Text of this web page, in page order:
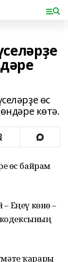
өс
көтә.
өс байрам
– Еңеү көнө –
кодексының
ҡарары